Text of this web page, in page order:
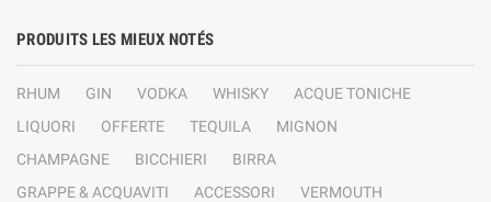
PRODUITS LES MIEUX NOTÉS
RHUM GIN VODKA WHISKY
ACQUE TONICHE
LIQUORI
OFFERTE TEQUILA
MIGNON
CHAMPAGNE
BICCHIERI
BIRRA
GRAPPE & ACQUAVITI
ACCESSORI
VERMOUTH